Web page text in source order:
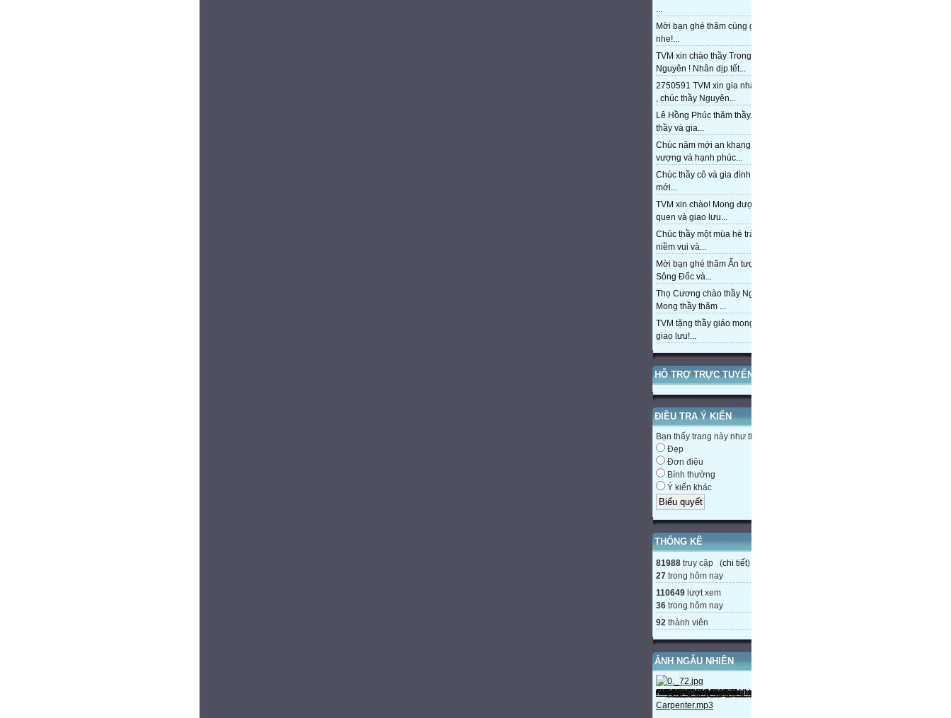
...
Mời bạn ghé thăm cùng giao lưu
nhe!...
TVM xin chào thầy Trọng
Nguyên ! Nhân dịp tết...
2750591 TVM xin gia nhập trang
, chúc thầy Nguyên...
Lê Hồng Phúc thăm thầy. Chúc
thầy và gia...
Chúc năm mới an khang, thịnh
vượng và hạnh phúc...
Chúc thầy cô và gia đình năm
mới...
TVM xin chào! Mong được làm
quen và giao lưu...
Chúc thầy một mùa hè tràn đầy
niềm vui và...
Mời bạn ghé thăm Ấn tượng cửa
Sông Đốc và...
Thọ Cương chào thầy Nguyễn.
Mong thầy thăm ...
TVM tặng thầy giáo mong được
giao lưu!...
HỖ TRỢ TRỰC TUYẾN
ĐIỀU TRA Ý KIẾN
Bạn thấy trang này như thế nào?
Đẹp
Đơn điệu
Bình thường
Ý kiến khác
THỐNG KÊ
81988 truy cập (chi tiết)
27 trong hôm nay
110649 lượt xem
36 trong hôm nay
92 thành viên
ẢNH NGẪU NHIÊN